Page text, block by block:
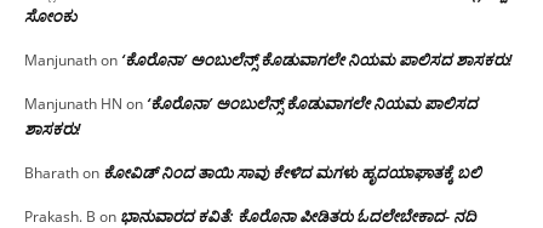
ಸೋಂಕು
Manjunathon ‘ಕೊರೊನಾ’ ಅಂಬುಲೆನ್ಸ್ ಕೊಡುವಾಗಲೇ ನಿಯಮ ಪಾಲಿಸದ ಶಾಸಕರು!
Manjunath HN on ‘ಕೊರೊನಾ’ ಅಂಬುಲೆನ್ಸ್ ಕೊಡುವಾಗಲೇ ನಿಯಮ ಪಾಲಿಸದ
ಶಾಸಕರು!
Bharathon ಕೋವಿಡ್ ನಿಂದ ತಾಯಿ ಸಾವು ಕೇಳಿದ ಮಗಳು ಹೃದಯಾಘಾತಕ್ಕೆ ಬಲಿ
Prakash. B on ಭಾನುವಾರದ ಕವಿತೆ: ಕೊರೊನಾ ಪೀಡಿತರು ಓದಲೇಬೇಕಾದ- ನದಿ